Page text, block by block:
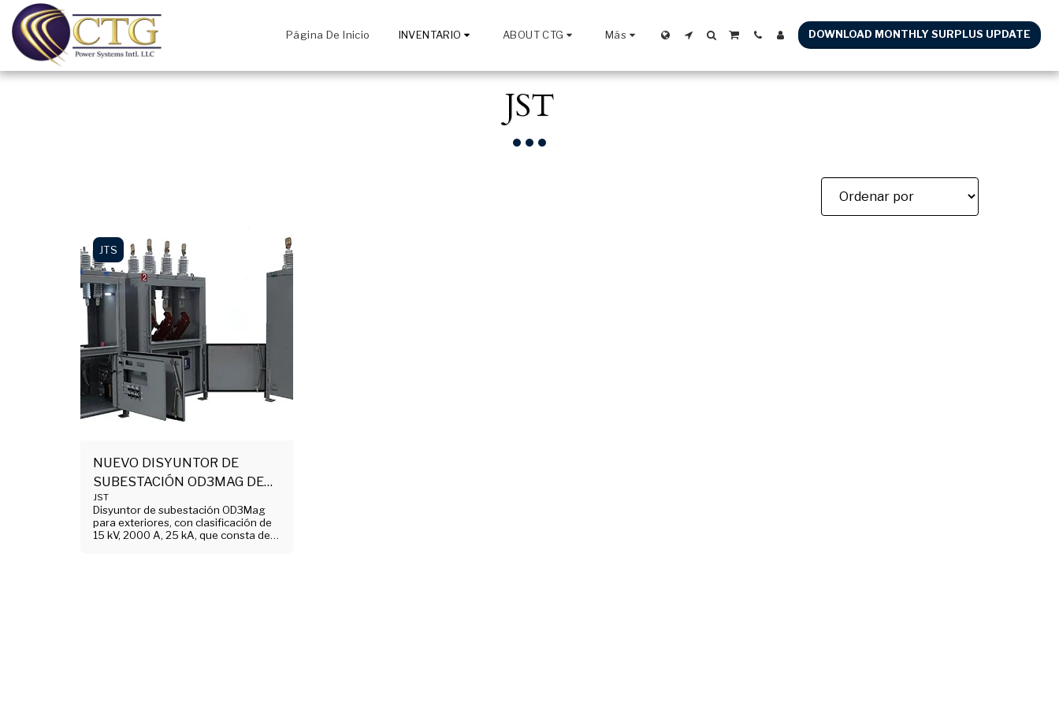
Página De Inicio INVENTARIO ABOUT CTG Más DOWNLOAD MONTHLY SURPLUS UPDATE
JST
JTS
NUEVO DISYUNTOR DE
SUBESTACIÓN OD3MAG DE
15,5 KV Y 2000 A
JST
Disyuntor de subestación OD3Mag
para exteriores, con clasificación de
15 kV, 2000 A, 25 kA, que consta de